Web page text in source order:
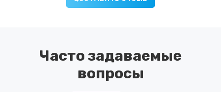
Часто задаваемые
вопросы